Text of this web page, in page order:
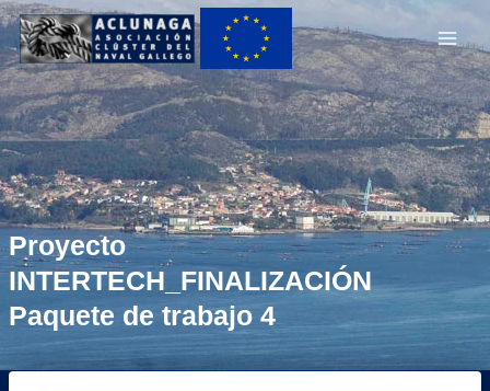
Main
Proyecto
INTERTECH_FINALIZACIÓN
Paquete de trabajo 4